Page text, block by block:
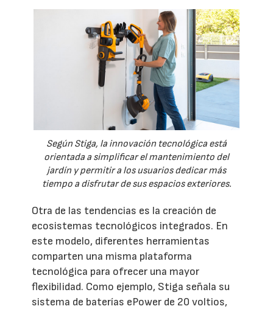
Según Stiga, la innovación tecnológica está
orientada a simplificar el mantenimiento del
jardín y permitir a los usuarios dedicar más
tiempo a disfrutar de sus espacios exteriores.
Otra de las tendencias es la creación de
ecosistemas tecnológicos integrados. En
este modelo, diferentes herramientas
comparten una misma plataforma
tecnológica para ofrecer una mayor
flexibilidad. Como ejemplo, Stiga señala su
sistema de baterías ePower de 20 voltios,